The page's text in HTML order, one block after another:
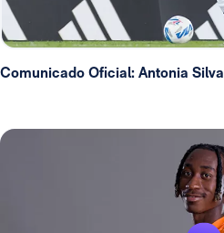
Comunicado Oficial: Antonia Silva